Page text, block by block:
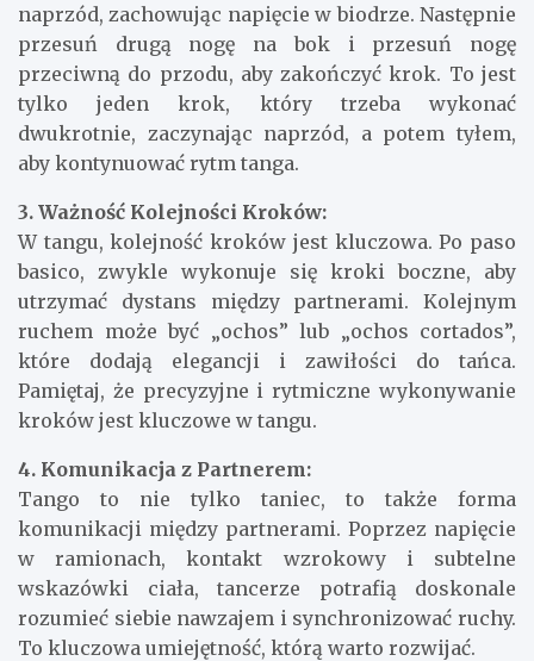
naprzód, zachowując napięcie w biodrze. Następnie
przesuń drugą nogę na bok i przesuń nogę
przeciwną do przodu, aby zakończyć krok. To jest
tylko jeden krok, który trzeba wykonać
dwukrotnie, zaczynając naprzód, a potem tyłem,
aby kontynuować rytm tanga.
3. Ważność Kolejności Kroków:
W tangu, kolejność kroków jest kluczowa. Po paso
basico, zwykle wykonuje się kroki boczne, aby
utrzymać dystans między partnerami. Kolejnym
ruchem może być „ochos” lub „ochos cortados”,
które dodają elegancji i zawiłości do tańca.
Pamiętaj, że precyzyjne i rytmiczne wykonywanie
kroków jest kluczowe w tangu.
4. Komunikacja z Partnerem:
Tango to nie tylko taniec, to także forma
komunikacji między partnerami. Poprzez napięcie
w ramionach, kontakt wzrokowy i subtelne
wskazówki ciała, tancerze potrafią doskonale
rozumieć siebie nawzajem i synchronizować ruchy.
To kluczowa umiejętność, którą warto rozwijać.